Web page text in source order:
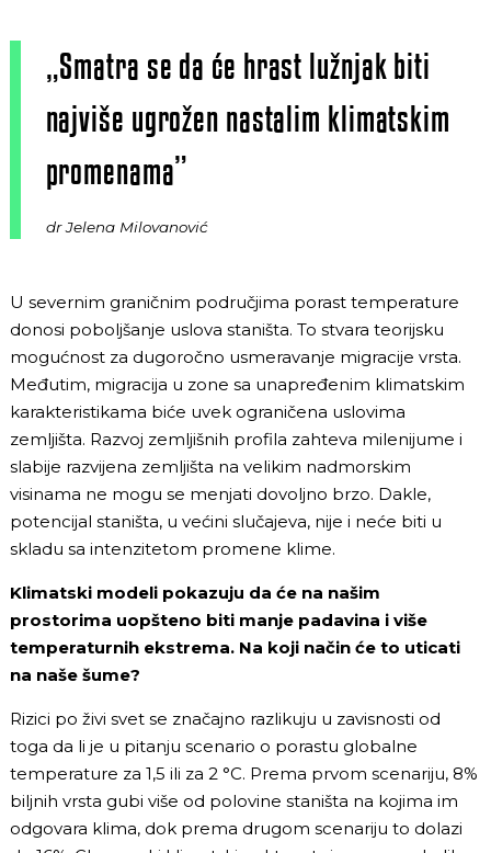
„Smatra se da će hrast lužnjak biti
najviše ugrožen nastalim klimatskim
promenama”
dr Jelena Milovanović
U severnim graničnim područjima porast temperature
donosi poboljšanje uslova staništa. To stvara teorijsku
mogućnost za dugoročno usmeravanje migracije vrsta.
Međutim, migracija u zone sa unapređenim klimatskim
karakteristikama biće uvek ograničena uslovima
zemljišta. Razvoj zemljišnih profila zahteva milenijume i
slabije razvijena zemljišta na velikim nadmorskim
visinama ne mogu se menjati dovoljno brzo. Dakle,
potencijal staništa, u većini slučajeva, nije i neće biti u
skladu sa intenzitetom promene klime.
Klimatski modeli pokazuju da će na našim
prostorima uopšteno biti manje padavina i više
temperaturnih ekstrema. Na koji način će to uticati
na naše šume?
Rizici po živi svet se značajno razlikuju u zavisnosti od
toga da li je u pitanju scenario o porastu globalne
temperature za 1,5 ili za 2 °C. Prema prvom scenariju, 8%
biljnih vrsta gubi više od polovine staništa na kojima im
odgovara klima, dok prema drugom scenariju to dolazi